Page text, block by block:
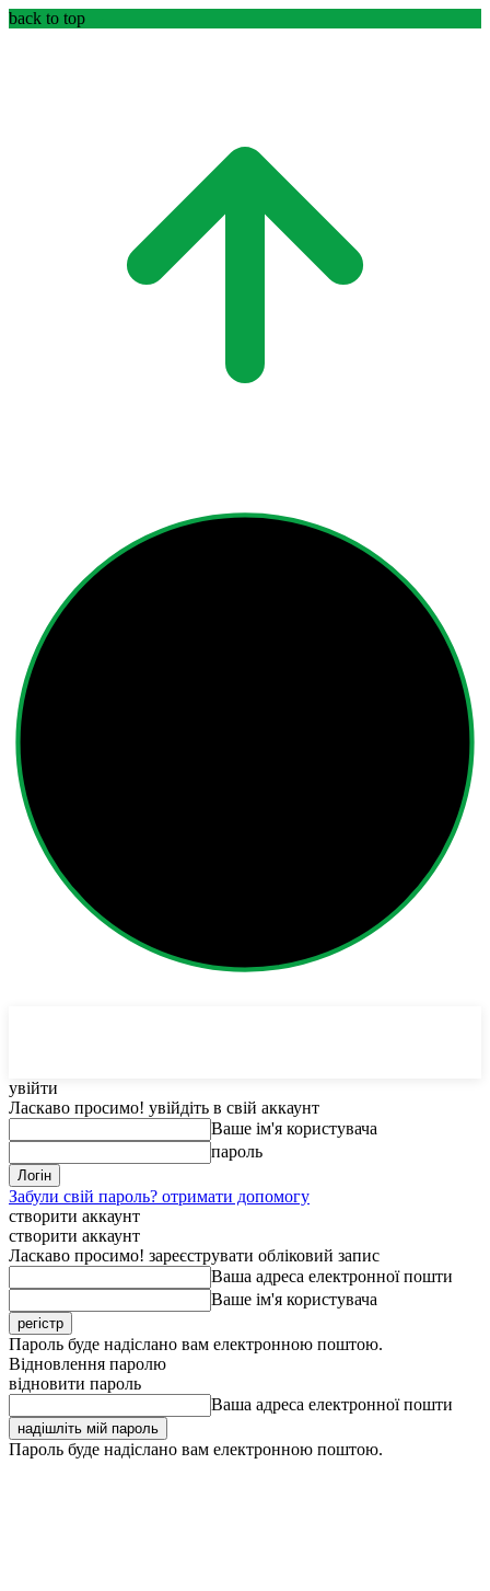
back to top
увійти
Ласкаво просимо! увійдіть в свій аккаунт
Ваше ім'я користувача
пароль
Забули свій пароль? отримати допомогу
створити аккаунт
створити аккаунт
Ласкаво просимо! зареєструвати обліковий запис
Ваша адреса електронної пошти
Ваше ім'я користувача
Пароль буде надіслано вам електронною поштою.
Відновлення паролю
відновити пароль
Ваша адреса електронної пошти
Пароль буде надіслано вам електронною поштою.